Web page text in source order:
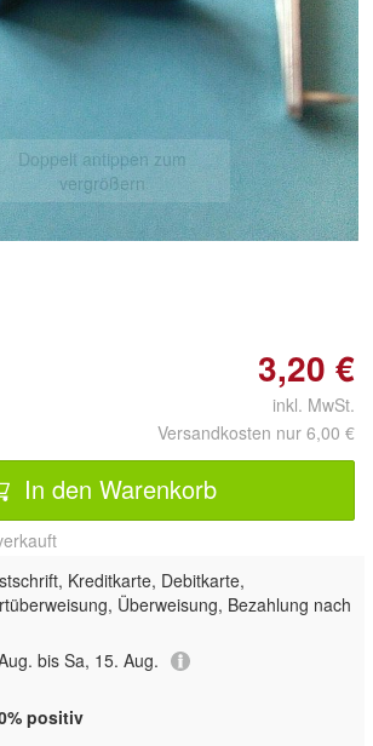
Doppelt antippen zum
vergrößern
3,20 €
inkl. MwSt.
Versandkosten nur 6,00 €
In den Warenkorb
Kreditkarte, Debitkarte,
Überweisung, Bezahlung nach
bis Sa, 15. Aug.
positiv